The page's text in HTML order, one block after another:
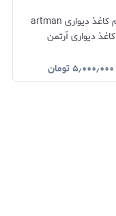
آلبوم کاغذ دیواری artman
کاغذ دیواری آرتمن
۵٫۰۰۰٫۰۰۰تومان